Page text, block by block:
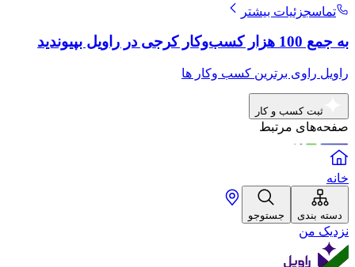
تماسجزئیات بیشتر
به جمع 100 هزار کسب‌وکار کرجی در راویل بپیوندید
راویل راوی برترین کسب وکار ها
ثبت کسب و کار
صفحه‌های مرتبط
خانه
دسته بندی جستوجو
نزدیک من